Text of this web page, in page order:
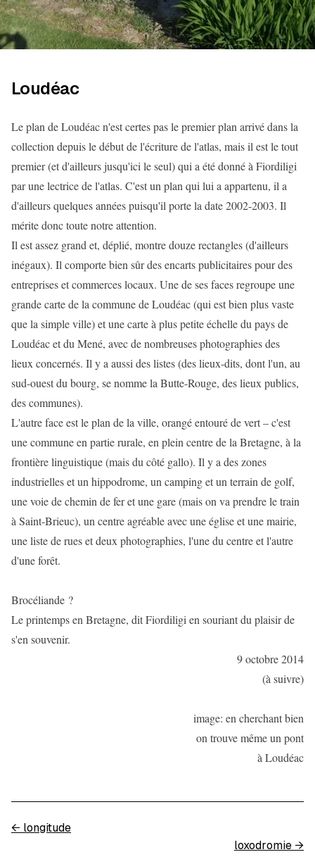
Loudéac
Le plan de Loudéac n'est certes pas le premier plan arrivé dans la
collection depuis le début de l'écriture de l'atlas, mais il est le tout
premier (et d'ailleurs jusqu'ici le seul) qui a été donné à Fiordiligi
par une lectrice de l'atlas. C'est un plan qui lui a appartenu, il a
d'ailleurs quelques années puisqu'il porte la date 2002-2003. Il
mérite donc toute notre attention.
Il est assez grand et, déplié, montre douze rectangles (d'ailleurs
inégaux). Il comporte bien sûr des encarts publicitaires pour des
entreprises et commerces locaux. Une de ses faces regroupe une
grande carte de la commune de Loudéac (qui est bien plus vaste
que la simple ville) et une carte à plus petite échelle du pays de
Loudéac et du Mené, avec de nombreuses photographies des
lieux concernés. Il y a aussi des listes (des lieux-dits, dont l'un, au
sud-ouest du bourg, se nomme la Butte-Rouge, des lieux publics,
des communes).
L'autre face est le plan de la ville, orangé entouré de vert – c'est
une commune en partie rurale, en plein centre de la Bretagne, à la
frontière linguistique (mais du côté gallo). Il y a des zones
industrielles et un hippodrome, un camping et un terrain de golf,
une voie de chemin de fer et une gare (mais on va prendre le train
à Saint-Brieuc), un centre agréable avec une église et une mairie,
une liste de rues et deux photographies, l'une du centre et l'autre
d'une forêt.
Brocéliande ?
Le printemps en Bretagne, dit Fiordiligi en souriant du plaisir de
s'en souvenir.
9 octobre 2014
(à suivre)
image: en cherchant bien
on trouve même un pont
à Loudéac
← longitude
loxodromie →